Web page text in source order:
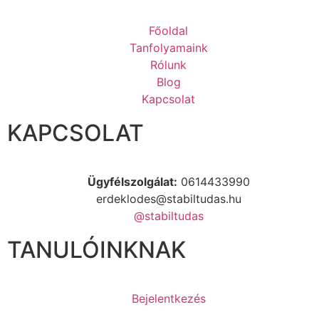
Főoldal
Tanfolyamaink
Rólunk
Blog
Kapcsolat
KAPCSOLAT
Ügyfélszolgálat: 0614433990
erdeklodes@stabiltudas.hu
@stabiltudas
TANULÓINKNAK
Bejelentkezés